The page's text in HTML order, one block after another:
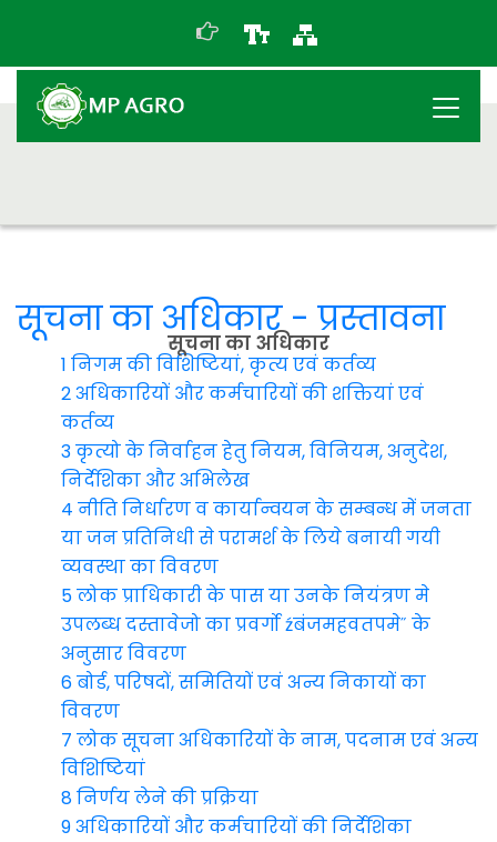
सूचना का अधिकार
सूचना का अधिकार - प्रस्तावना
1 निगम की विशिष्टियां, कृत्य एवं कर्तव्य
2 अधिकारियों और कर्मचारियों की शक्तियां एवं
कर्तव्य
3 कृत्यो के निर्वाहन हेतु नियम, विनियम, अनुदेश,
निर्देशिका और अभिलेख
4 नीति निर्धारण व कार्यान्वयन के सम्बन्ध में जनता
या जन प्रतिनिधी से परामर्श के लिये बनायी गयी
व्यवस्था का विवरण
5 लोक प्राधिकारी के पास या उनके नियंत्रण मे
उपलब्ध दस्तावेजो का प्रवर्गो źबंजमहवतपमे˝ के
अनुसार विवरण
6 बोर्ड, परिषदों, समितियों एवं अन्य निकायों का
विवरण
7 लोक सूचना अधिकारियों के नाम, पदनाम एवं अन्य
विशिष्टियां
8 निर्णय लेने की प्रक्रिया
9 अधिकारियों और कर्मचारियों की निर्देशिका